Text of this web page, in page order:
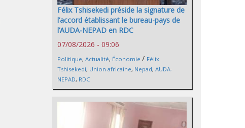
Félix Tshisekedi préside la signature de
l’accord établissant le bureau-pays de
l’AUDA-NEPAD en RDC
07/08/2026 - 09:06
Politique, Actualité, Économie / Félix
Tshisekedi, Union africaine, Nepad, AUDA-
NEPAD, RDC